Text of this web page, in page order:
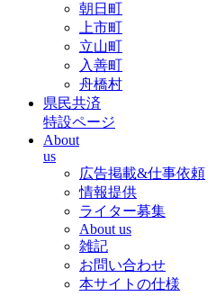
朝日町
上市町
立山町
入善町
舟橋村
県民共済
特設ページ
About
us
広告掲載&仕事依頼
情報提供
ライター募集
About us
雑記
お問い合わせ
本サイトの仕様